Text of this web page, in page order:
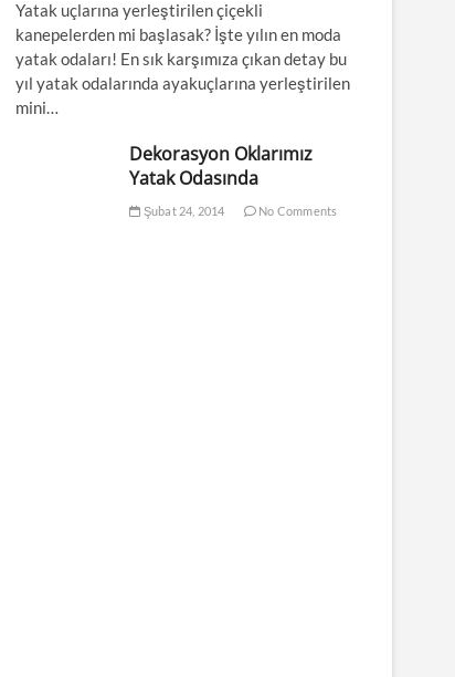
Yatak uçlarına yerleştirilen çiçekli
kanepelerden mi başlasak? İşte yılın en moda
yatak odaları! En sık karşımıza çıkan detay bu
yıl yatak odalarında ayakuçlarına yerleştirilen
mini…
Dekorasyon Oklarımız
Yatak Odasında
Şubat 24, 2014 No Comments